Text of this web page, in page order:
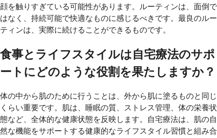
顔を触りすぎている可能性があります。ルーティンは、面倒で
はなく、持続可能で快適なものに感じるべきです。最良のルー
ティンは、実際に続けることができるものです。
食事とライフスタイルは自宅療法のサポ
ートにどのような役割を果たしますか？
体の中から肌のために行うことは、外から肌に塗るものと同じ
くらい重要です。肌は、睡眠の質、ストレス管理、体の栄養状
態など、全体的な健康状態を反映します。自宅療法は、肌の自
然な機能をサポートする健康的なライフスタイル習慣と組み合